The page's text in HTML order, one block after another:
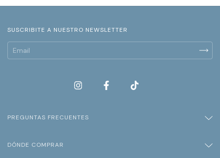
SUSCRIBITE A NUESTRO NEWSLETTER
PREGUNTAS FRECUENTES
DÓNDE COMPRAR